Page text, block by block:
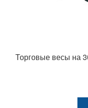
Торговые весы на